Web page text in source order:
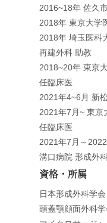
2016~18年 佐久
2018年 東京大学
2018年 埼玉医科
再建外科 助教
2018~20年 東京
任臨床医
2021年4~6月 新
2021年7月~ 東京
任臨床医
2021年7月～
溝口病院 形成外
資格・所属
日本形成外科学会
頭蓋顎顔面外科学